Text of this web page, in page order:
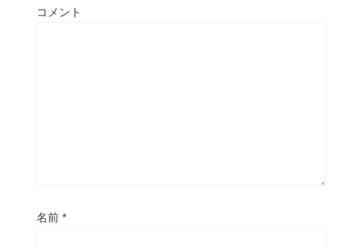
コメント
名前 *